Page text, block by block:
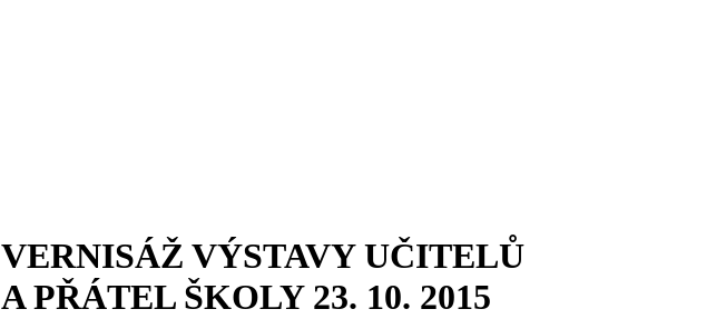
VERNISÁŽ VÝSTAVY UČITELŮ
A PŘÁTEL ŠKOLY 23. 10. 2015